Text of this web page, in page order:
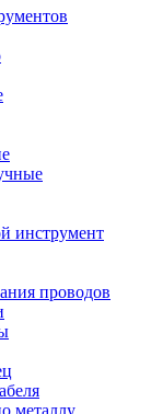
инструмент
проводов
металлу